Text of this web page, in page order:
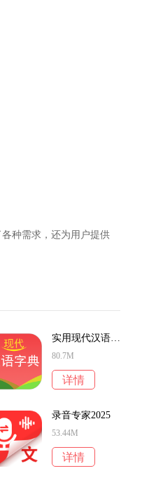
种需求，还为用户提供
实用现代汉语字典
80.7M
详情
录音专家2025
53.44M
详情